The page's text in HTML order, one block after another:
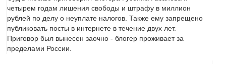
четырем годам лишения свободы и штрафу в миллион
рублей по делу о неуплате налогов. Также ему запрещено
публиковать посты в интернете в течение двух лет.
Приговор был вынесен заочно - блогер проживает за
пределами России.